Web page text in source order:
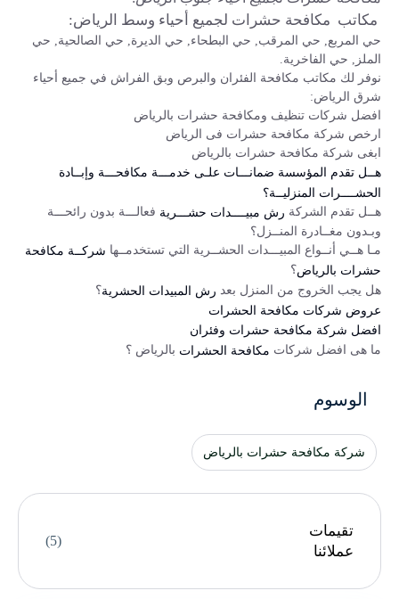
مكاتب مكافحة حشرات لجميع أحياء وسط الرياض:
حي المربع, حي المرقب, حي البطحاء, حي الديرة, حي الصالحية, حي
الملز, حي الفاخرية.
نوفر لك مكاتب مكافحة الفئران والبرص وبق الفراش في جميع أحياء
شرق الرياض:
افضل شركات تنظيف ومكافحة حشرات بالرياض
ارخص شركة مكافحة حشرات فى الرياض
ابغى شركة مكافحة حشرات بالرياض
هــل تقدم المؤسسة ضمانـــات علـى خدمـــة مكافحـــة وإبــادة
الحشــــرات المنزليــة؟
هــل تقدم الشركة رش مبيــــدات حشـــرية فعالـــة بدون رائحـــة
وبـدون مغــادرة المنــزل؟
مـا هــي أنــواع المبيـــدات الحشــرية التي تستخدمــها شركــة مكافحة
حشرات بالرياض؟
هل يجب الخروج من المنزل بعد رش المبيدات الحشرية؟
عروض شركات مكافحة الحشرات
افضل شركة مكافحة حشرات وفئران
ما هى افضل شركات مكافحة الحشرات بالرياض ؟
الوسوم
شركة مكافحة حشرات بالرياض
تقيمات
عملائنا
(5)